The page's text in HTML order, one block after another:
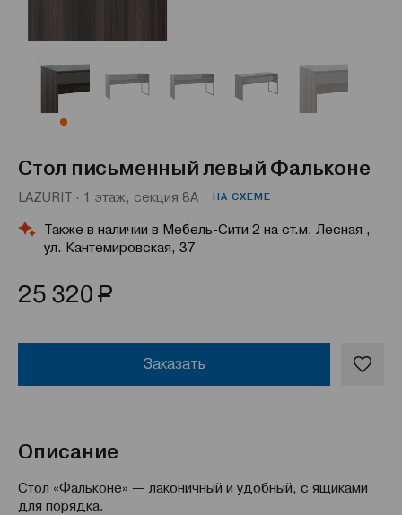
Стол письменный левый Фальконе
LAZURIT · 1 этаж, секция 8А НА СХЕМЕ
Также в наличии в Мебель-Сити 2 на ст.м. Лесная ,
ул. Кантемировская, 37
25 320 Р
Заказать
Описание
Стол «Фальконе» — лаконичный и удобный, с ящиками
для порядка.